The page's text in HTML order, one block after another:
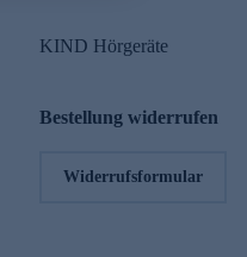
KIND Hörgeräte
Bestellung widerrufen
Widerrufsformular